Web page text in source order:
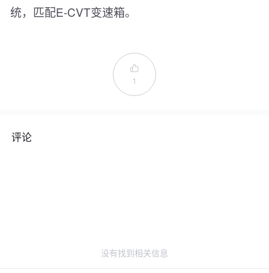
统，匹配E-CVT变速箱。

1
评论
没有找到相关信息